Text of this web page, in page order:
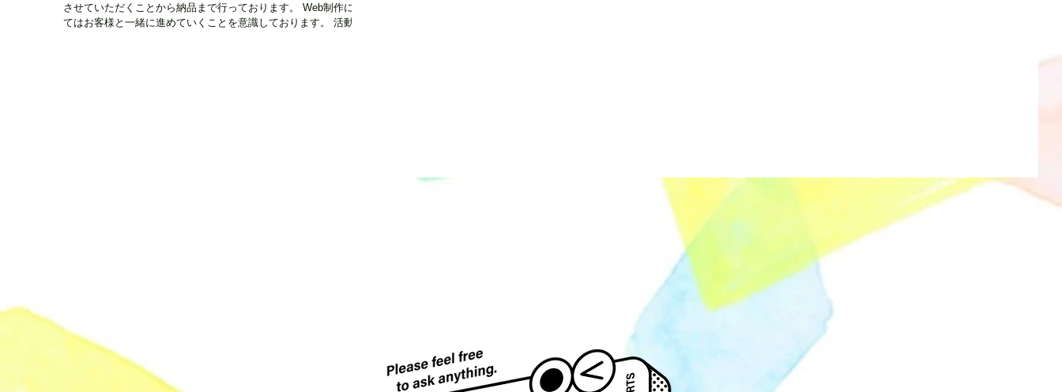
させていただくことから納品まで行っております。 Web制作につい
てはお客様と一緒に進めていくことを意識しております。 活動エリ